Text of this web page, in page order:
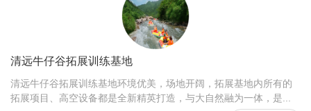
清远牛仔谷拓展训练基地
清远牛仔谷拓展训练基地环境优美，场地开阔，拓展基地内所有的
拓展项目、高空设备都是全新精英打造，与大自然融为一体，是...